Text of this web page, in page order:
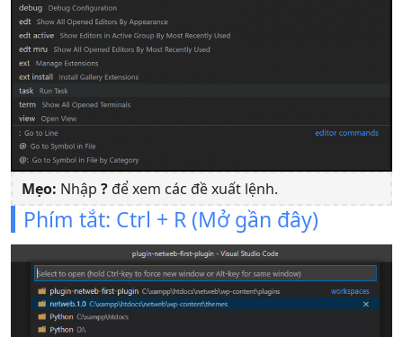
Mẹo: Nhập ?để xem các đề xuất lệnh.
Phím tắt: Ctrl + R (Mở gần đây)